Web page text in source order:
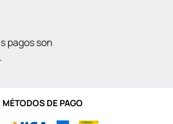
pagos son
MÉTODOS DE PAGO